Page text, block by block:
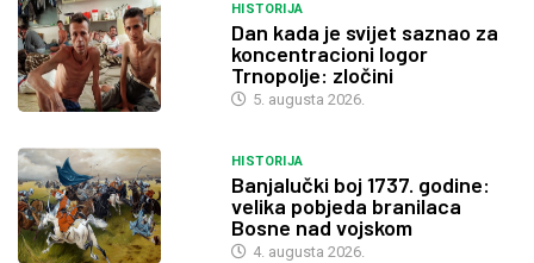
HISTORIJA
Dan kada je svijet saznao za
koncentracioni logor
Trnopolje: zločini
5. augusta 2026.
HISTORIJA
Banjalučki boj 1737. godine:
velika pobjeda branilaca
Bosne nad vojskom
4. augusta 2026.